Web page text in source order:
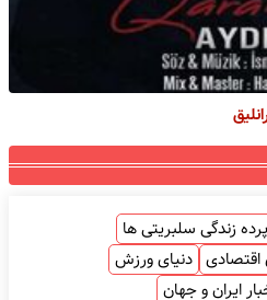
زندگی سلبریتی ها
دنیای ورزش
ایران و جهان